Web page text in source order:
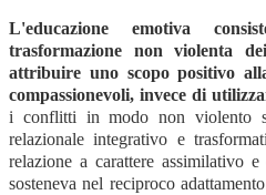
L'educazione emotiva
trasformazione non violenta
attribuire uno scopo positivo
compassionevoli, invece di
i conflitti in modo non violento
relazionale integrativo e
relazione a carattere assimilativo
sosteneva nel reciproco